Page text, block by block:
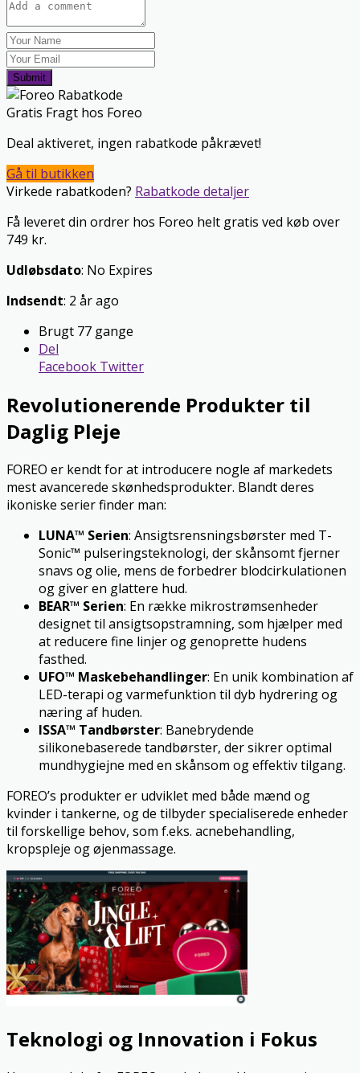
Submit
Gratis Fragt hos Foreo
Deal aktiveret, ingen rabatkode påkrævet!
Gå til butikken
Virkede rabatkoden? Rabatkode detaljer
Få leveret din ordrer hos Foreo helt gratis ved køb over
749 kr.
Udløbsdato: No Expires
Indsendt: 2 år ago
Brugt 77 gange
Del
Facebook Twitter
Revolutionerende Produkter til
Daglig Pleje
FOREO er kendt for at introducere nogle af markedets
mest avancerede skønhedsprodukter. Blandt deres
ikoniske serier finder man:
LUNA™ Serien: Ansigtsrensningsbørster med T-
Sonic™ pulseringsteknologi, der skånsomt fjerner
snavs og olie, mens de forbedrer blodcirkulationen
og giver en glattere hud.
BEAR™ Serien: En række mikrostrømsenheder
designet til ansigtsopstramning, som hjælper med
at reducere fine linjer og genoprette hudens
fasthed.
UFO™ Maskebehandlinger: En unik kombination af
LED-terapi og varmefunktion til dyb hydrering og
næring af huden.
ISSA™ Tandbørster: Banebrydende
silikonebaserede tandbørster, der sikrer optimal
mundhygiejne med en skånsom og effektiv tilgang.
FOREO’s produkter er udviklet med både mænd og
kvinder i tankerne, og de tilbyder specialiserede enheder
til forskellige behov, som f.eks. acnebehandling,
kropspleje og øjenmassage.
Teknologi og Innovation i Fokus